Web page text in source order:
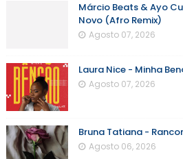
Márcio Beats & Ayo
Novo (Afro Remix)
Agosto 07, 2026
Laura Nice - Minha
Agosto 07, 2026
Bruna Tatiana -
Agosto 06, 2026